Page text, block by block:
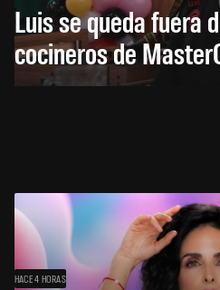
Luis se queda fuera
cocineros de
HACE 4 HORAS